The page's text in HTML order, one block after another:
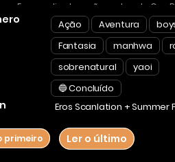
Em um dia de verão, antes de Geu
Lee Ga Ram desaparece
apenas um rastro de luz para
o que uma “coincidência” fará com
Ação Aventura
Fantasia
manhwa
sobrenatural
yaoi
🔵 Concluído
Eros Scanlation + Summer
primeiro Ler o último